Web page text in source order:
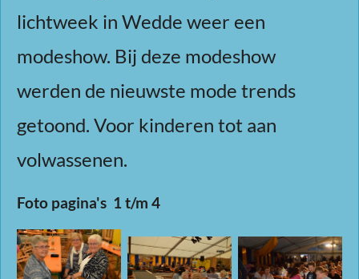
lichtweek in Wedde weer een
modeshow. Bij deze modeshow
werden de nieuwste mode trends
getoond. Voor kinderen tot aan
volwassenen.
Foto pagina's 1 t/m 4